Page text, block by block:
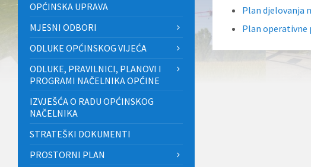
Plan djelovanja
Plan operativne
OPĆINSKA UPRAVA
MJESNI ODBORI
ODLUKE OPĆINSKOG VIJEĆA
ODLUKE, PRAVILNICI, PLANOVI I
PROGRAMI NAČELNIKA OPĆINE
IZVJEŠĆA O RADU OPĆINSKOG
NAČELNIKA
STRATEŠKI DOKUMENTI
PROSTORNI PLAN